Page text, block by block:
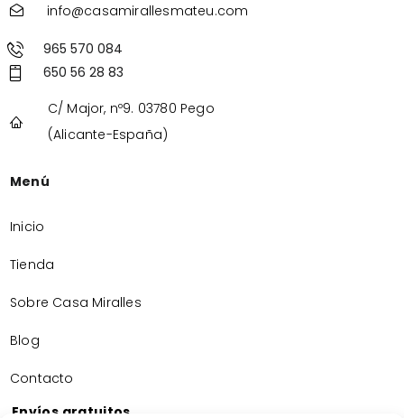
info@casamirallesmateu.com
965 570 084
650 56 28 83
C/ Major, nº9. 03780 Pego
(Alicante-España)
Menú
Inicio
Tienda
Sobre Casa Miralles
Blog
Contacto
Envíos gratuitos